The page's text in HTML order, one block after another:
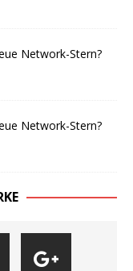
Network-Stern?
Network-Stern?